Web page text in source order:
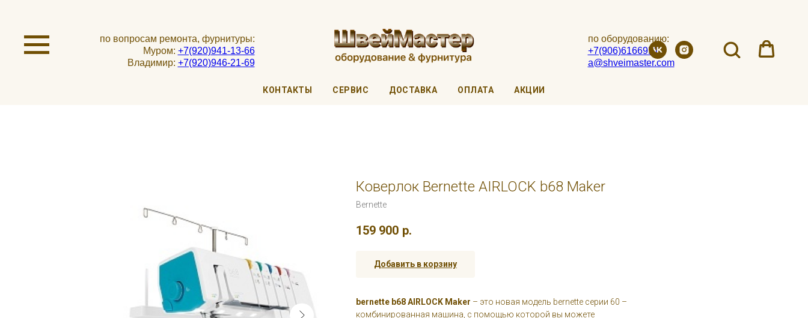
по вопросам ремонта, фурнитуры:
Муром: +7(920)941-13-66
Владимир: +7(920)946-21-69
по оборудованию:
+7(906)6166951
a@shveimaster.com
КОНТАКТЫ СЕРВИС ДОСТАВКА ОПЛАТА АКЦИИ
Коверлок Bernette AIRLOCK b68 Maker
Bernette
159 900 р.
Добавить в корзину
bernette b68 AIRLOCK Maker – это новая модель bernette серии 60 –
комбинированная машина, с помощью которой вы можете